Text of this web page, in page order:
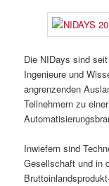
Die NIDays sind
Ingenieure und
angrenzenden
Teilnehmern zu
Inwiefern sind
Gesellschaft und in